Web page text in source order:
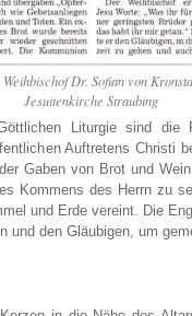
Dr. Sofian von
Jesuitenkirche Straubing
Liturgie sind die
Auftretens Christi
Gaben von Brot und
Kommens des Herrn zu
und Erde vereint. Die
und den Gläubigen, um